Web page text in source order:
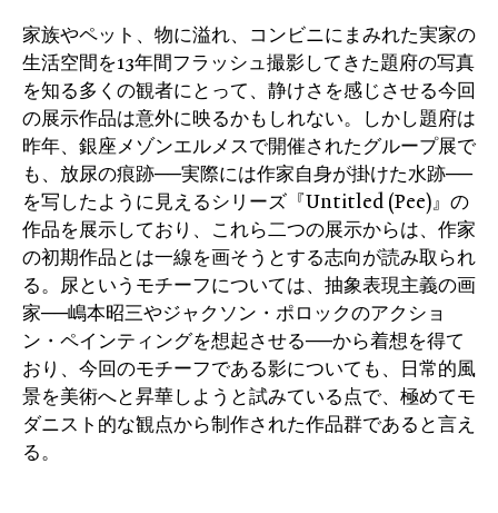
家族やペット、物に溢れ、コンビニにまみれた実家の
生活空間を13年間フラッシュ撮影してきた題府の写真
を知る多くの観者にとって、静けさを感じさせる今回
の展示作品は意外に映るかもしれない。しかし題府は
昨年、銀座メゾンエルメスで開催されたグループ展で
も、放尿の痕跡──実際には作家自身が掛けた水跡──
を写したように見えるシリーズ『Untitled (Pee)』の
作品を展示しており、これら二つの展示からは、作家
の初期作品とは一線を画そうとする志向が読み取られ
る。尿というモチーフについては、抽象表現主義の画
家──嶋本昭三やジャクソン・ポロックのアクショ
ン・ペインティングを想起させる──から着想を得て
おり、今回のモチーフである影についても、日常的風
景を美術へと昇華しようと試みている点で、極めてモ
ダニスト的な観点から制作された作品群であると言え
る。